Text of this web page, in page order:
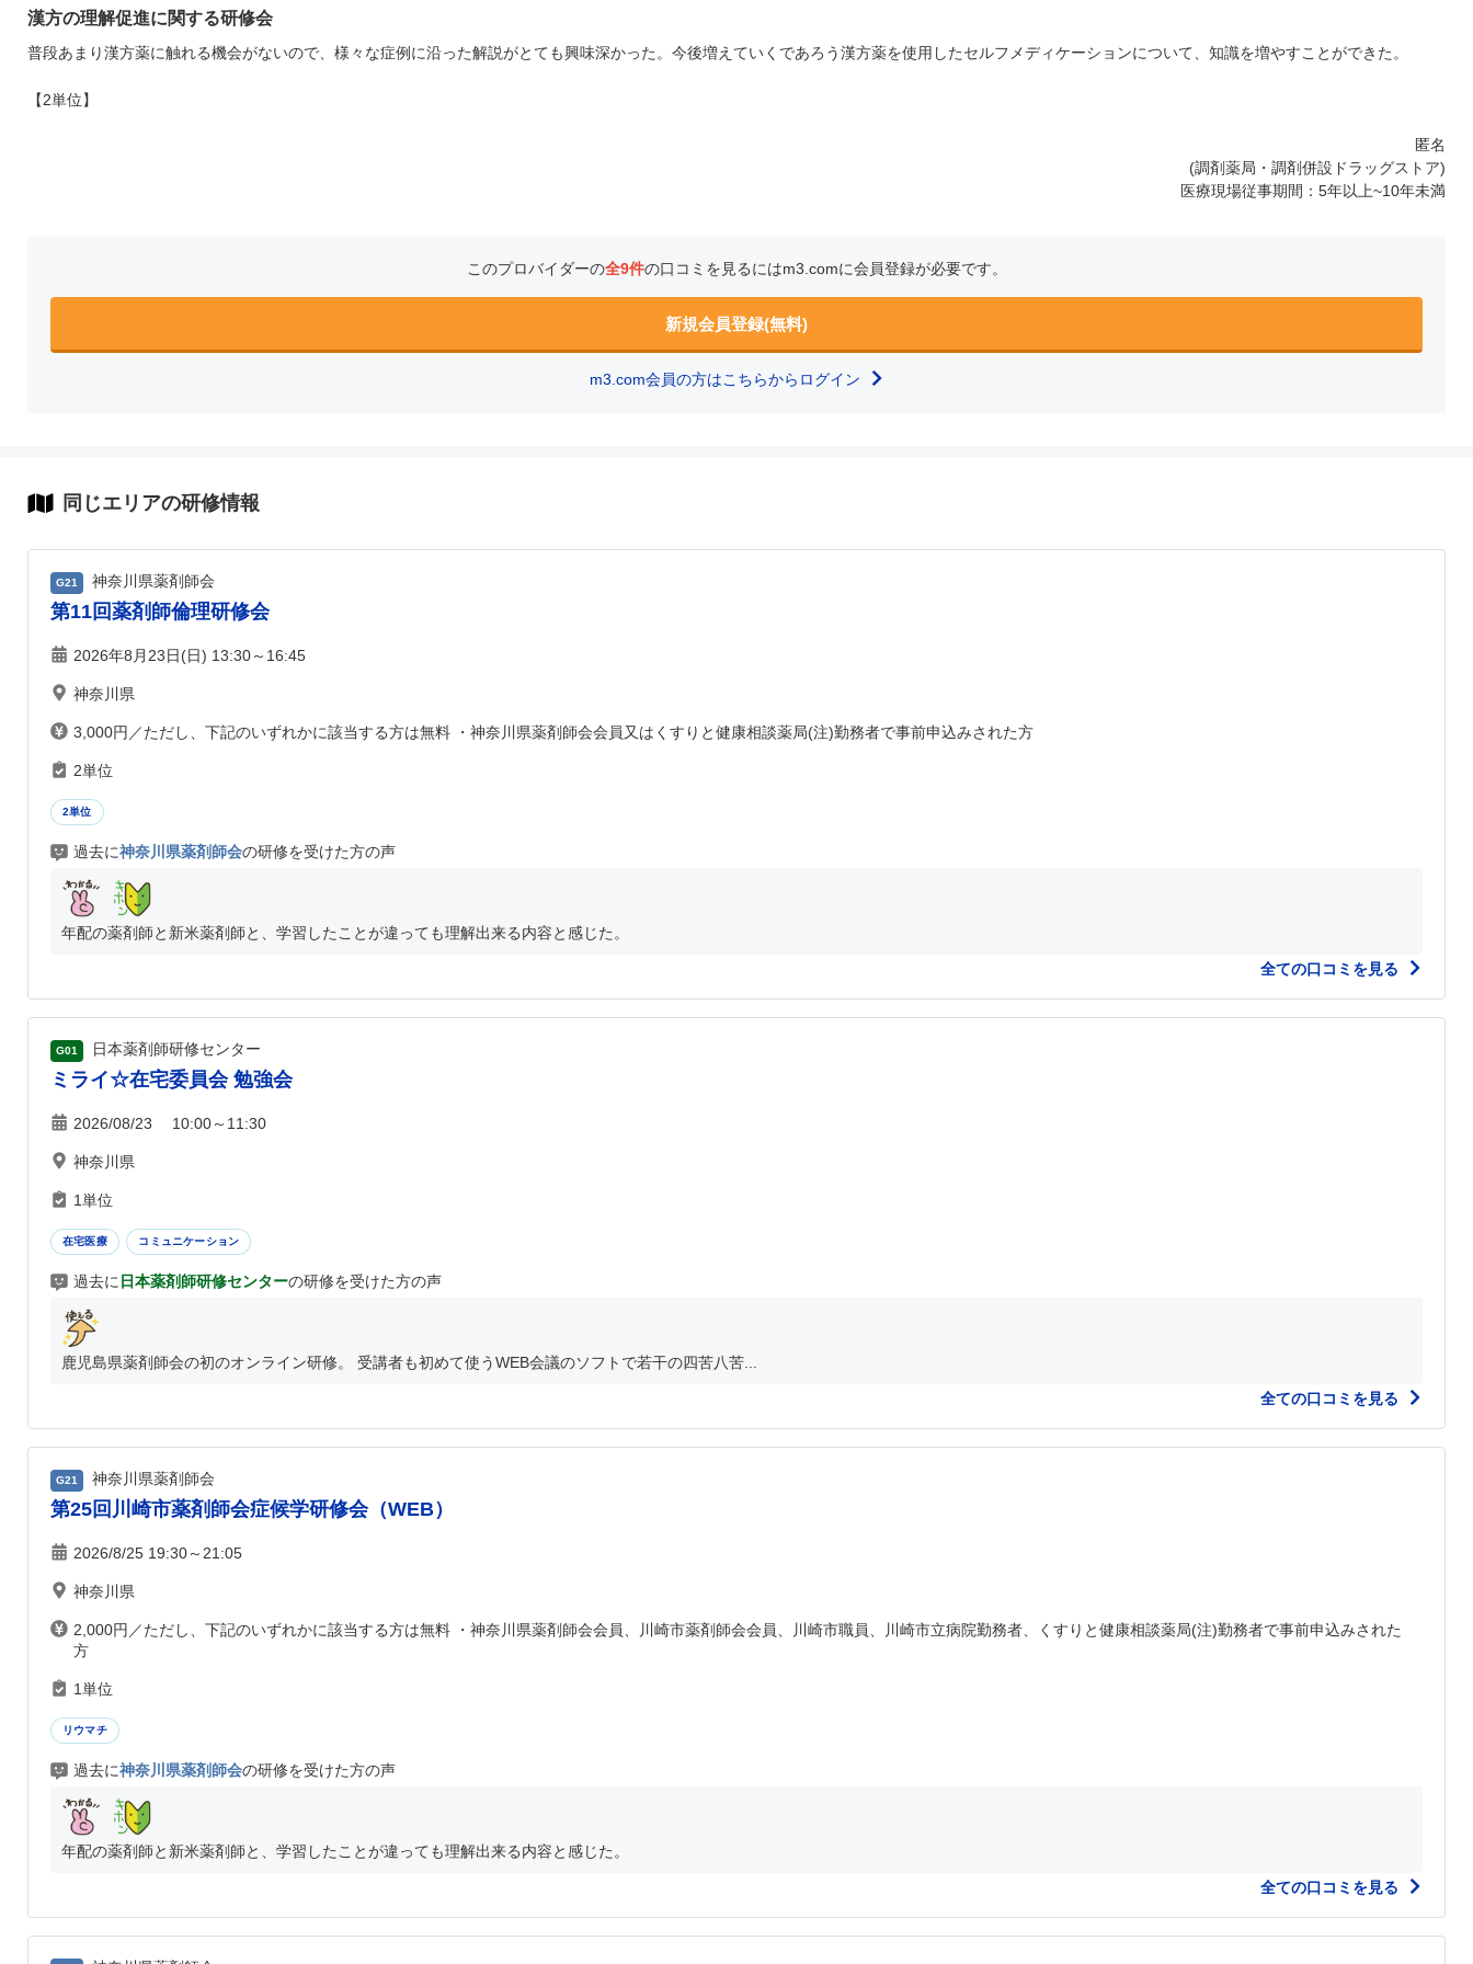
漢方の理解促進に関する研修会
普段あまり漢方薬に触れる機会がないので、様々な症例に沿った解説がとても興味深かった。今後増えていくであろう漢方薬を使用したセルフメディケーションについて、知識を増やすことができた。
【2単位】
匿名
(調剤薬局・調剤併設ドラッグストア)
医療現場従事期間：5年以上~10年未満
このプロバイダーの全9件の口コミを見るにはm3.comに会員登録が必要です。
新規会員登録(無料)
m3.com会員の方はこちらからログイン
同じエリアの研修情報
G21 神奈川県薬剤師会
第11回薬剤師倫理研修会
2026年8月23日(日) 13:30～16:45
神奈川県
3,000円／ただし、下記のいずれかに該当する方は無料 ・神奈川県薬剤師会会員又はくすりと健康相談薬局(注)勤務者で事前申込みされた方
2単位
2単位
過去に神奈川県薬剤師会の研修を受けた方の声
年配の薬剤師と新米薬剤師と、学習したことが違っても理解出来る内容と感じた。
全ての口コミを見る
G01 日本薬剤師研修センター
ミライ☆在宅委員会 勉強会
2026/08/23 10:00～11:30
神奈川県
1単位
在宅医療 コミュニケーション
過去に 日本薬剤師研修センターの研修を受けた方の声
鹿児島県薬剤師会の初のオンライン研修。 受講者も初めて使うWEB会議のソフトで若干の四苦八苦...
全ての口コミを見る
G21 神奈川県薬剤師会
第25回川崎市薬剤師会症候学研修会（WEB）
2026/8/25 19:30～21:05
神奈川県
2,000円／ただし、下記のいずれかに該当する方は無料 ・神奈川県薬剤師会会員、川崎市薬剤師会会員、川崎市職員、川崎市立病院勤務者、くすりと健康相談薬局(注)勤務者で事前申込みされた
方
1単位
リウマチ
過去に神奈川県薬剤師会の研修を受けた方の声
年配の薬剤師と新米薬剤師と、学習したことが違っても理解出来る内容と感じた。
全ての口コミを見る